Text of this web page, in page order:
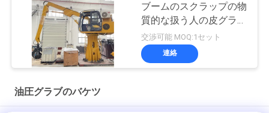
ブームのスクラップの物
質的な扱う人の皮グラブ
19 Mpa
交渉可能 MOQ:1セット
連絡
油圧グラブのバケツ